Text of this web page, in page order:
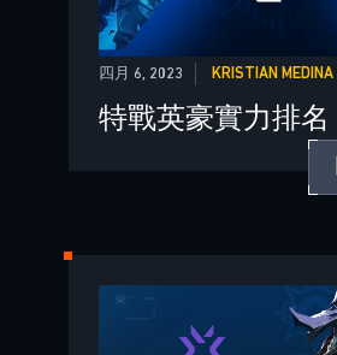
四月 6, 2023 KRISTIAN MEDINA
特戰英豪實力排名